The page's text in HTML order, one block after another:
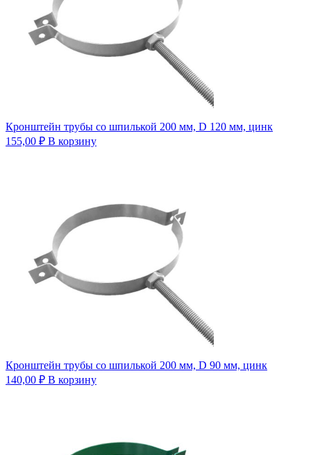
Кронштейн трубы со шпилькой 200 мм, D 120 мм, цинк
155,00 ₽ В корзину
Кронштейн трубы со шпилькой 200 мм, D 90 мм, цинк
140,00 ₽ В корзину